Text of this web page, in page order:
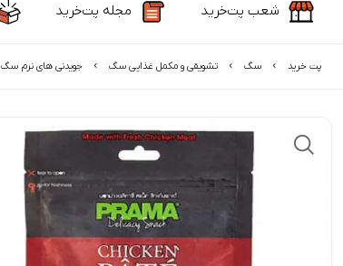
شعب پت‌خرید مجله پت‌خرید
پت خرید سگ تشویقی و مکمل غذایی سگ جویدنی های نرم سگ